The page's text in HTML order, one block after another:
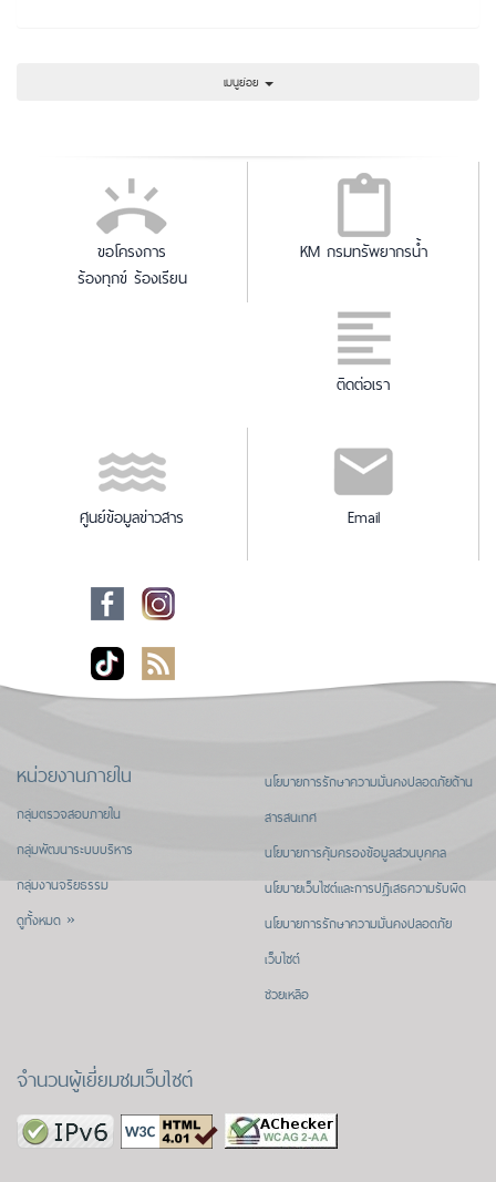
เมนูย่อย
ขอโครงการ
ร้องทุกข์ ร้องเรียน
KM กรมทรัพยากรน้ำ
ติดต่อเรา
ศูนย์ข้อมูลข่าวสาร Email
หน่วยงานภายใน
กลุ่มตรวจสอบภายใน
กลุ่มพัฒนาระบบบริหาร
กลุ่มงานจริยธรรม
ดูทั้งหมด »
นโยบายการรักษาความมั่นคงปลอดภัยด้าน
สารสนเทศ
นโยบายการคุ้มครองข้อมูลส่วนบุคคล
นโยบายเว็บไซต์และการปฏิเสธความรับผิด
นโยบายการรักษาความมั่นคงปลอดภัย
เว็บไซต์
ช่วยเหลือ
จำนวนผู้เยี่ยมชมเว็บไซต์